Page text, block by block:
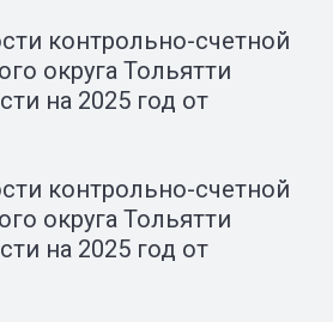
контрольно-счетной
округа Тольятти
на 2025 год от
контрольно-счетной
округа Тольятти
на 2025 год от